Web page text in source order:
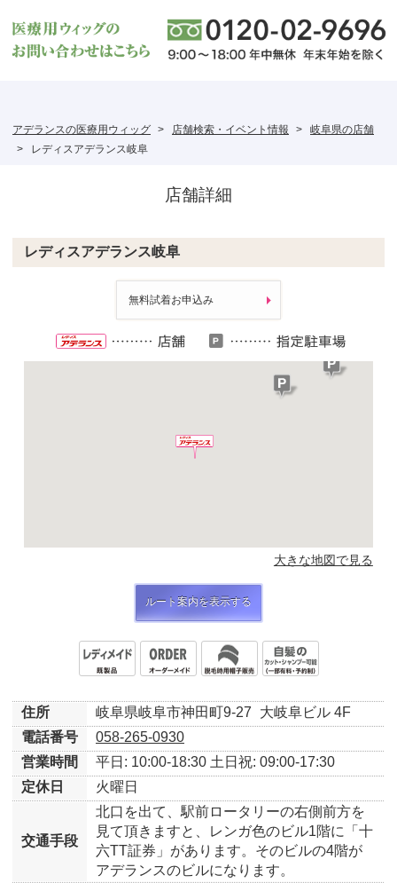
アデランスの医療用ウィッグ 店舗検索・イベント情報
岐阜県の店舗
レディスアデランス岐阜
店舗詳細
レディスアデランス岐阜
無料試着お申込み
大きな地図で見る
ルート案内を表示する
住所 岐阜県岐阜市神田町9-27
大岐阜ビル 4F
電話番号
058-265-0930
営業時間
平日: 10:00-18:30 土日祝: 09:00-17:30
定休日
火曜日
交通手段
北口を出て、駅前ロータリーの右側前方を
見て頂きますと、レンガ色のビル1階に「十
六TT証券」があります。そのビルの4階が
アデランスのビルになります。